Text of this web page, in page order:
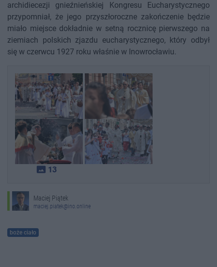
archidiecezji gnieźnieńskiej Kongresu Eucharystycznego
przypomniał, że jego przyszłoroczne zakończenie będzie
miało miejsce dokładnie w setną rocznicę pierwszego na
ziemiach polskich zjazdu eucharystycznego, który odbył
się w czerwcu 1927 roku właśnie w Inowrocławiu.
photo_size_select_actual 13
Maciej Piątek
maciej.piatek@ino.online
boże ciało